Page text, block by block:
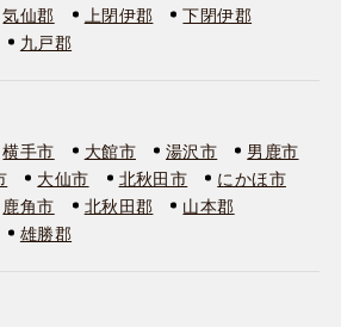
気仙郡 上閉伊郡
下閉伊郡
九戸郡
横手市 大館市 湯沢市
男鹿市
大仙市 北秋田市
にかほ市
鹿角市 北秋田郡
山本郡
雄勝郡